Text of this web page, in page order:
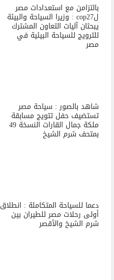
بالتزامن مع استعدادات مصر
لcop27 : وزيرا السياحة والبيئة
يبحثان آليات التعاون المشترك
للترويج للسياحة البيئية في
مصر
شاهد بالصور : سياحة مصر
تستضيف حفل تتويج مسابقة
ملكة جمال القارات النسخة 49
بمتحف شرم الشيخ
دعما للسياحة المتكاملة : انطلاق
أولى رحلات مصر للطيران بين
شرم الشيخ والأقصر